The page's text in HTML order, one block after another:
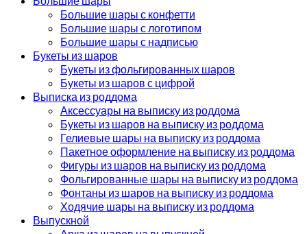
Большие шары с конфетти
Большие шары с логотипом
Большие шары с надписью
Букеты из шаров
Букеты из фольгированных шаров
Букеты из шаров с цифрой
Выписка из роддома
Аксессуары на выписку из роддома
Букеты из шаров на выписку из роддома
Гелиевые шары на выписку из роддома
Пакетное оформление на выписку из роддома
Фигуры из шаров на выписку из роддома
Фольгированные шары на выписку из роддома
Фонтаны из шаров на выписку из роддома
Ходячие шары на выписку из роддома
Выпускной